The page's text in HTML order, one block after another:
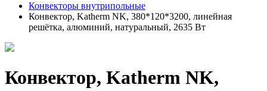
Конвекторы внутрипольные
Конвектор, Katherm NK, 380*120*3200, линейная
решётка, алюминий, натуральный, 2635 Вт
Конвектор, Katherm NK,